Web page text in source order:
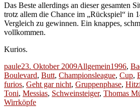
Das Beste allerdings an dieser gesamten
trotz allem die Chance im „Rückspiel“ in
Vergleich zu gewinnen. Ein knappes,
vollkommen.
Kurios.
Autor
pauleVeröffentlicht
am
23. Oktober 2009Kategorien
Allgemein1996,
Boulevard, Butt, Championsleague, Cup,
furios, Geht gar nicht, Gruppenphase,
Toni, Messias, Schweinsteiger, Thomas
Wirrköpfe